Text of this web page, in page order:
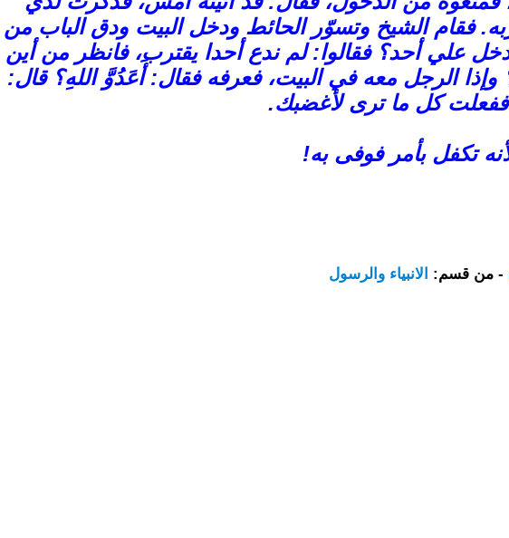
فقام الشيخ وتسوّر الحائط ودخل البيت ودق الباب من
علي أحد؟ فقالوا: لم ندع أحدا يقترب، فانظر من أين
الرجل معه في البيت، فعرفه فقال: أَعَدُوَّ اللهِ؟ قال:
كل ما ترى لأغضبك.
تكفل بأمر فوفى به!
- من قسم: الانبياء والرسول